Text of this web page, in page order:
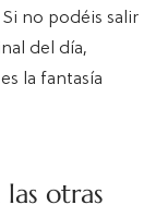
no podéis salir
del día,
la fantasía
otras